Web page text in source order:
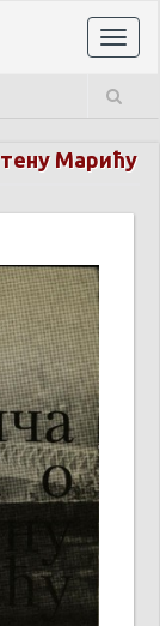
Марићу